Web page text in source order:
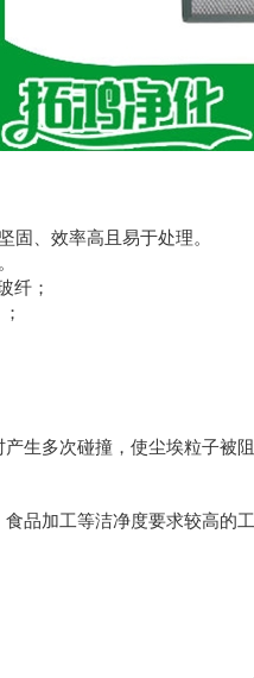
固、效率高且易于处理。
纤；
生多次碰撞，使尘埃粒子被
品加工等洁净度要求较高的工